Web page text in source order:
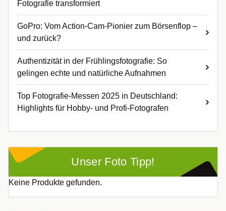
Fotografie transformiert
GoPro: Vom Action-Cam-Pionier zum Börsenflop –
und zurück?
Authentizität in der Frühlingsfotografie: So
gelingen echte und natürliche Aufnahmen
Top Fotografie-Messen 2025 in Deutschland:
Highlights für Hobby- und Profi-Fotografen
Unser Foto Tipp!
Keine Produkte gefunden.